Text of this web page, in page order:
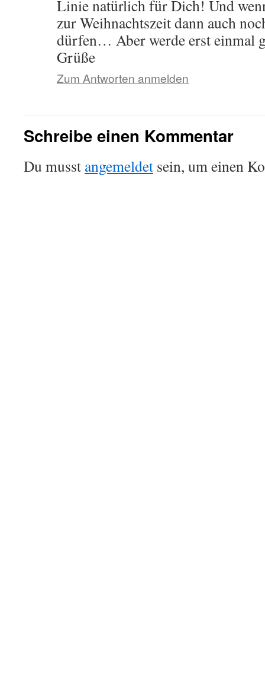
Linie natürlich für Dich! Und
zur Weihnachtszeit dann auch
dürfen… Aber werde erst einmal
Grüße
Zum Antworten anmelden
Schreibe einen Kommentar
Du musst angemeldet sein, um einen